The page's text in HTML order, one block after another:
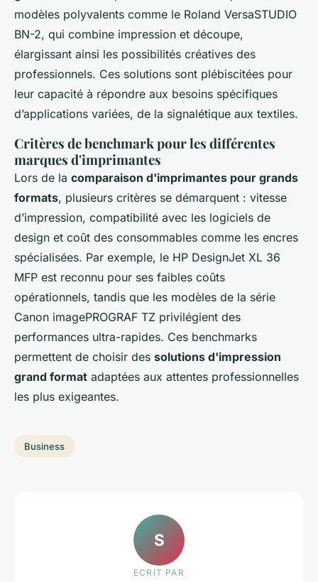
modèles polyvalents comme le Roland VersaSTUDIO
BN-2, qui combine impression et découpe,
élargissant ainsi les possibilités créatives des
professionnels. Ces solutions sont plébiscitées pour
leur capacité à répondre aux besoins spécifiques
d’applications variées, de la signalétique aux textiles.
Critères de benchmark pour les différentes
marques d'imprimantes
Lors de la comparaison d'imprimantes pour grands
formats, plusieurs critères se démarquent : vitesse
d’impression, compatibilité avec les logiciels de
design et coût des consommables comme les encres
spécialisées. Par exemple, le HP DesignJet XL 36
MFP est reconnu pour ses faibles coûts
opérationnels, tandis que les modèles de la série
Canon imagePROGRAF TZ privilégient des
performances ultra-rapides. Ces benchmarks
permettent de choisir des solutions d'impression
grand format adaptées aux attentes professionnelles
les plus exigeantes.
Business
S
ECRIT PAR